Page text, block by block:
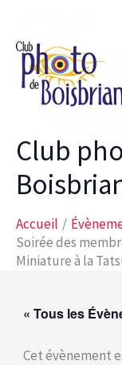
contenu
Club
Accueil
Soirée des
Miniature à la
« Tous les
Cet évènement